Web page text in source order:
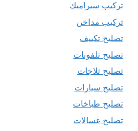
تركيب سيراميك
تركيب مداخن
تصليح تكييف
تصليح تلفونات
تصليح ثلاجات
تصليح سيارات
تصليح طباخات
تصليح غسالات